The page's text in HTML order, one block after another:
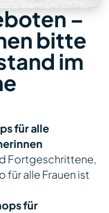
–
bitte
im
für alle
Fortgeschrittene,
für alle Frauen ist
für